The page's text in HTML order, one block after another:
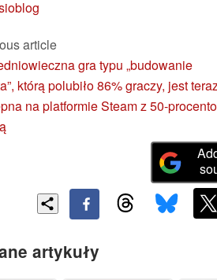
article
gra typu „budowanie
którą polubiło 86% graczy, jest
na platformie Steam z 50-
artykuły